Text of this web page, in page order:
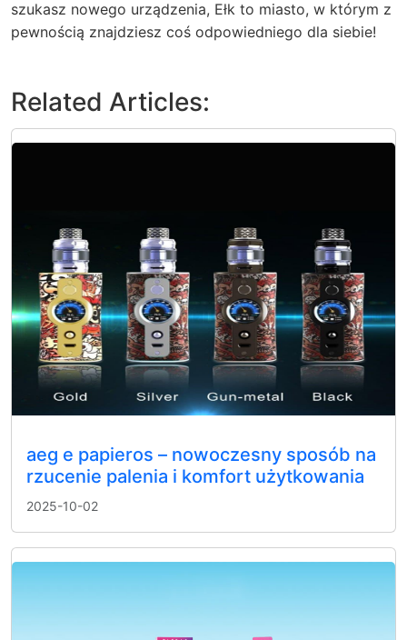
szukasz nowego urządzenia, Ełk to miasto, w którym z
pewnością znajdziesz coś odpowiedniego dla siebie!
Related Articles:
aeg e papieros – nowoczesny sposób na
rzucenie palenia i komfort użytkowania
2025-10-02